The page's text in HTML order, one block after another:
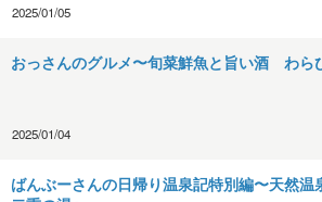
2025/01/05
おっさんのグルメ〜旬菜鮮魚と旨い酒 わら
2025/01/04
ばんぶーさんの日帰り温泉記特別編〜天然